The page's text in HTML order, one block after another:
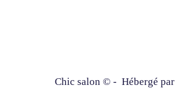
Chic salon © - Hébergé par